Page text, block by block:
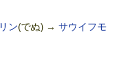
ン(でぬ) →サウイフモ